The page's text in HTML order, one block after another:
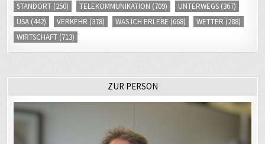
STANDORT (250) TELEKOMMUNIKATION (709) UNTERWEGS (367)
USA (442) VERKEHR (378) WAS ICH ERLEBE (668) WETTER (288)
WIRTSCHAFT (713)
ZUR PERSON